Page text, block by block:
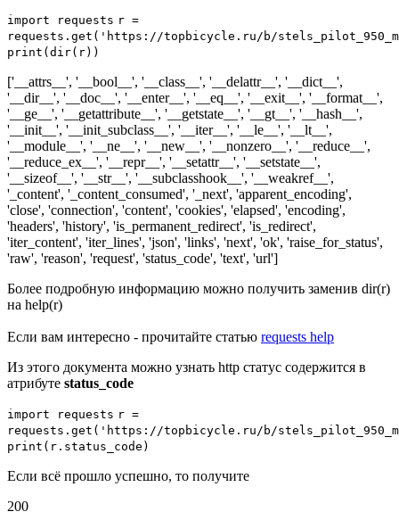
import requests r =
requests. get ('https://topbicycle.ru/b/
print (dir(r))
['__attrs__', '__bool__', '__class__', '__delattr__', '__dict__',
'__dir__', '__doc__', '__enter__', '__eq__', '__exit__', '__format__',
'__ge__', '__getattribute__', '__getstate__', '__gt__', '__hash__',
'__init__', '__init_subclass__', '__iter__', '__le__', '__lt__',
'__module__', '__ne__', '__new__', '__nonzero__', '__reduce__',
'__reduce_ex__', '__repr__', '__setattr__', '__setstate__',
'__sizeof__', '__str__', '__subclasshook__', '__weakref__',
'_content', '_content_consumed', '_next', 'apparent_encoding',
'close', 'connection', 'content', 'cookies', 'elapsed', 'encoding',
'headers', 'history', 'is_permanent_redirect', 'is_redirect',
'iter_content', 'iter_lines', 'json', 'links', 'next', 'ok', 'raise_for_status',
'raw', 'reason', 'request', 'status_code', 'text', 'url']
Более подробную информацию можно получить заменив dir(r)
на help(r)
Если вам интересно - прочитайте статью requests help
Из этого документа можно узнать http статус содержится в
атрибуте status_code
import requests r =
requests. get ('https://topbicycle.ru/b/
print (r.status_code)
Если всё прошло успешно, то получите
200